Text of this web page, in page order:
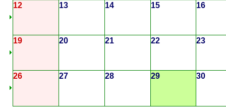
12 13 14 15 16
19 20 21 22 23
26 27 28 29 30